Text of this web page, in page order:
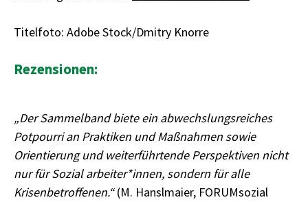
Titelfoto: Adobe Stock/Dmitry Knorre
Rezensionen:
„Der Sammelband biete ein abwechslungsreiches
Potpourri an Praktiken und Maßnahmen sowie
Orientierung und weiterführtende Perspektiven nicht
nur für Sozial arbeiter*innen, sondern für alle
Krisenbetroffenen.“(M. Hanslmaier, FORUMsozial